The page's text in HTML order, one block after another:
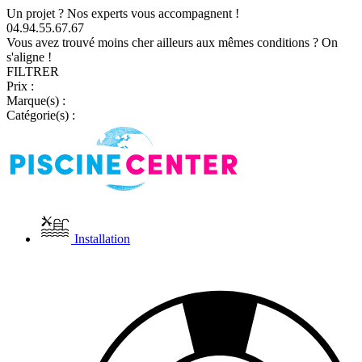
Un projet ? Nos experts vous accompagnent !
04.94.55.67.67
Vous avez trouvé moins cher ailleurs aux mêmes conditions ? On
s'aligne !
FILTRER
Prix :
Marque(s) :
Catégorie(s) :
Installation